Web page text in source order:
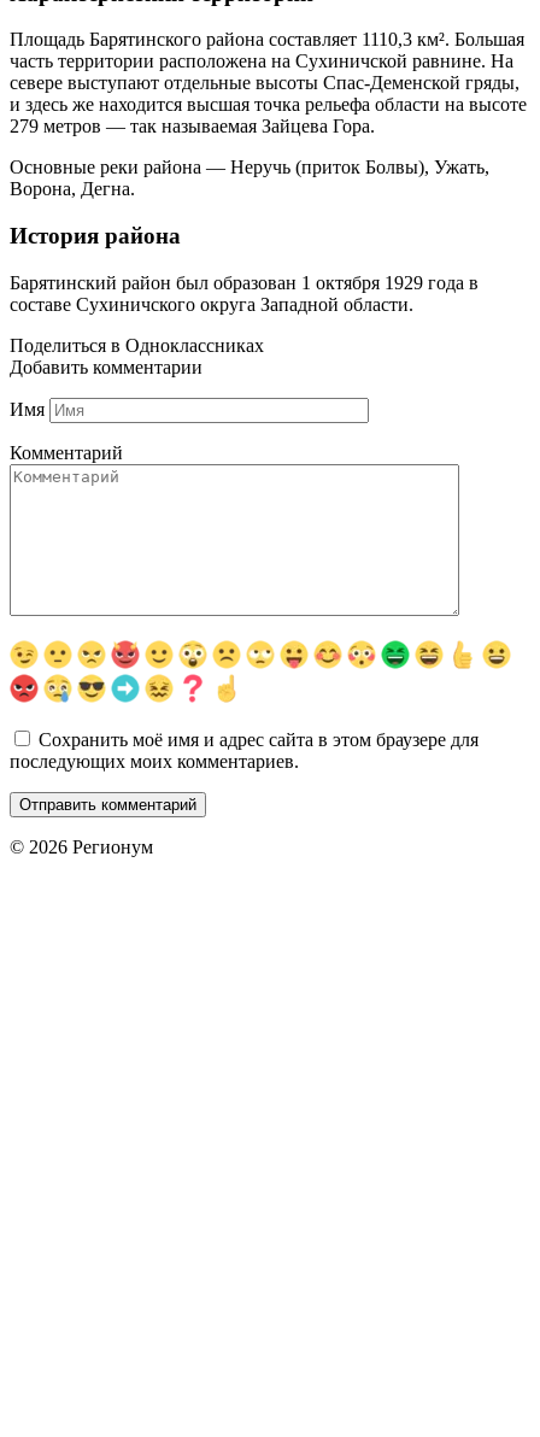
Площадь Барятинского района составляет 1110,3 км². Большая
часть территории расположена на Сухиничской равнине. На
севере выступают отдельные высоты Спас-Деменской гряды,
и здесь же находится высшая точка рельефа области на высоте
279 метров — так называемая Зайцева Гора.
Основные реки района — Неручь (приток Болвы), Ужать,
Ворона, Дегна.
История района
Барятинский район был образован 1 октября 1929 года в
составе Сухиничского округа Западной области.
Поделиться в Одноклассниках
Добавить комментарии
Имя
Комментарий
Сохранить моё имя и адрес сайта в этом браузере для
последующих моих комментариев.
© 2026 Регионум